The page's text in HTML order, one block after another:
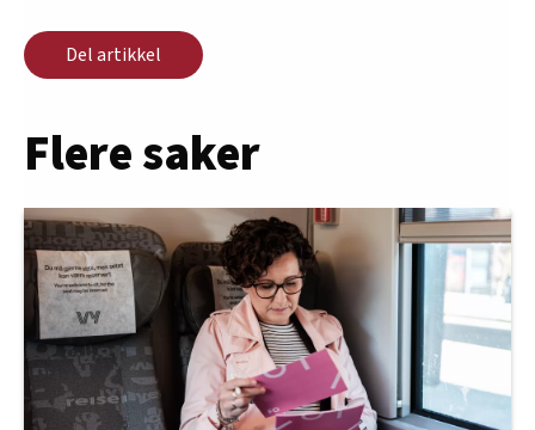
Del artikkel
Flere saker